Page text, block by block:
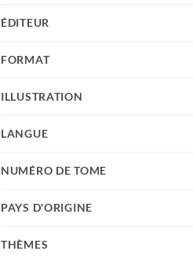
ÉDITEUR
FORMAT
ILLUSTRATION
LANGUE
NUMÉRO DE TOME
PAYS D'ORIGINE
THÈMES